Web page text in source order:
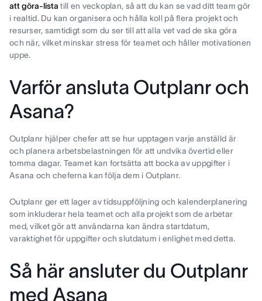
att göra-lista till en veckoplan, så att du kan se vad ditt team gör
i realtid. Du kan organisera och hålla koll på flera projekt och
resurser, samtidigt som du ser till att alla vet vad de ska göra
och när, vilket minskar stress för teamet och håller motivationen
uppe.
Varför ansluta Outplanr och
Asana?
Outplanr hjälper chefer att se hur upptagen varje anställd är
och planera arbetsbelastningen för att undvika övertid eller
tomma dagar. Teamet kan fortsätta att bocka av uppgifter i
Asana och cheferna kan följa dem i Outplanr.
Outplanr ger ett lager av tidsuppföljning och kalenderplanering
som inkluderar hela teamet och alla projekt som de arbetar
med, vilket gör att användarna kan ändra startdatum,
varaktighet för uppgifter och slutdatum i enlighet med detta.
Så här ansluter du Outplanr
med Asana